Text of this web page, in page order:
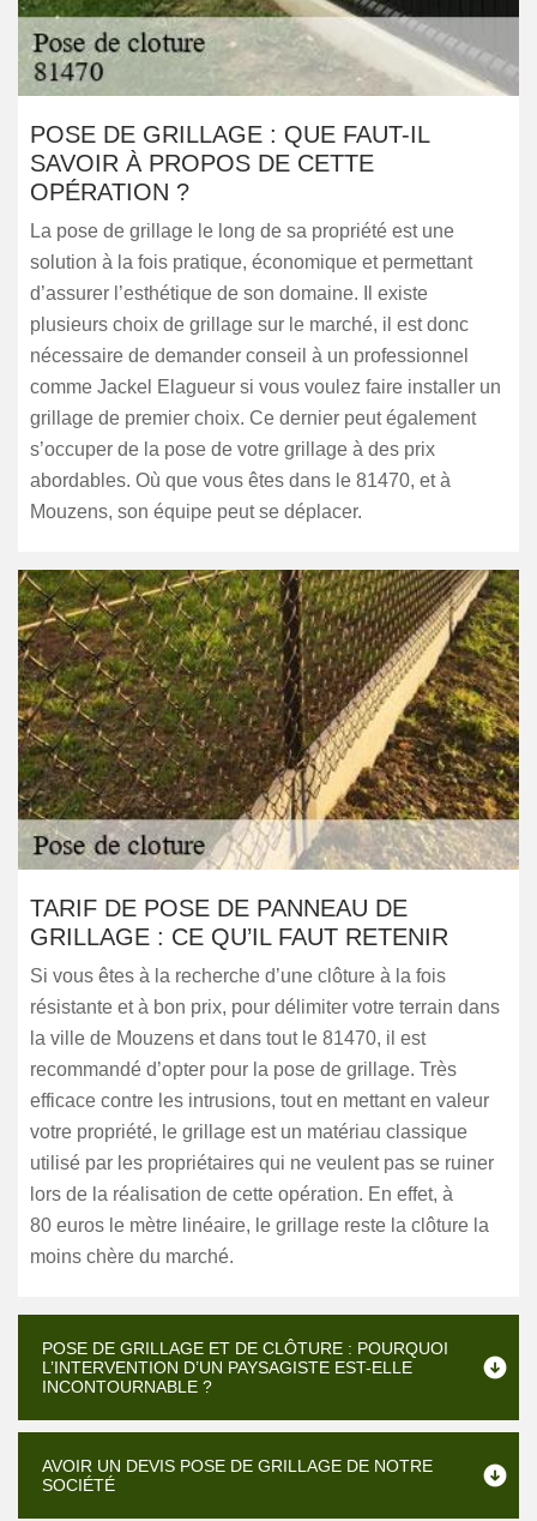
POSE DE GRILLAGE : QUE FAUT-IL
SAVOIR À PROPOS DE CETTE
OPÉRATION ?
La pose de grillage le long de sa propriété est une
solution à la fois pratique, économique et permettant
d’assurer l’esthétique de son domaine. Il existe
plusieurs choix de grillage sur le marché, il est donc
nécessaire de demander conseil à un professionnel
comme Jackel Elagueur si vous voulez faire installer un
grillage de premier choix. Ce dernier peut également
s’occuper de la pose de votre grillage à des prix
abordables. Où que vous êtes dans le 81470, et à
Mouzens, son équipe peut se déplacer.
TARIF DE POSE DE PANNEAU DE
GRILLAGE : CE QU’IL FAUT RETENIR
Si vous êtes à la recherche d’une clôture à la fois
résistante et à bon prix, pour délimiter votre terrain dans
la ville de Mouzens et dans tout le 81470, il est
recommandé d’opter pour la pose de grillage. Très
efficace contre les intrusions, tout en mettant en valeur
votre propriété, le grillage est un matériau classique
utilisé par les propriétaires qui ne veulent pas se ruiner
lors de la réalisation de cette opération. En effet, à
80 euros le mètre linéaire, le grillage reste la clôture la
moins chère du marché.
POSE DE GRILLAGE ET DE CLÔTURE : POURQUOI
L’INTERVENTION D’UN PAYSAGISTE EST-ELLE
INCONTOURNABLE ?
AVOIR UN DEVIS POSE DE GRILLAGE DE NOTRE
SOCIÉTÉ